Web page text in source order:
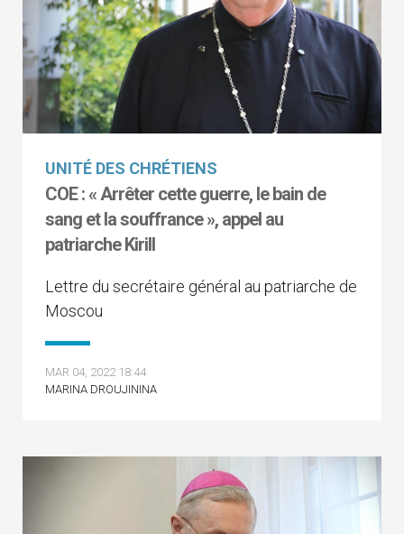
UNITÉ DES CHRÉTIENS
COE : « Arrêter cette guerre, le bain de
sang et la souffrance », appel au
patriarche Kirill
Lettre du secrétaire général au patriarche de
Moscou
MAR 04, 2022 18:44
MARINA DROUJININA